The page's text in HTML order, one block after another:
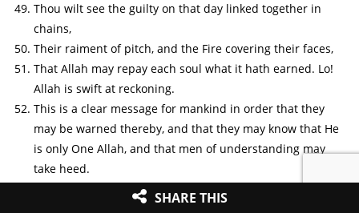
Thou wilt see the guilty on that day linked together in
chains,
Their raiment of pitch, and the Fire covering their faces,
That Allah may repay each soul what it hath earned. Lo!
Allah is swift at reckoning.
This is a clear message for mankind in order that they
may be warned thereby, and that they may know that He
is only One Allah, and that men of understanding may
take heed.
SHARE THIS